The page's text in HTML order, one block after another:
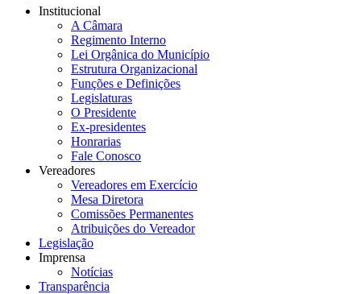
Institucional
A Câmara
Regimento Interno
Lei Orgânica do Município
Estrutura Organizacional
Funções e Definições
Legislaturas
O Presidente
Ex-presidentes
Honrarias
Fale Conosco
Vereadores
Vereadores em Exercício
Mesa Diretora
Comissões Permanentes
Atribuições do Vereador
Legislação
Imprensa
Notícias
Transparência